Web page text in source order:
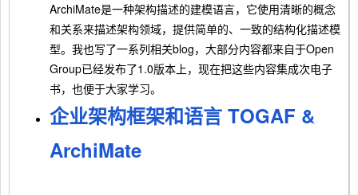
ArchiMate是一种架构描述的建模语言，它使用清晰的概念
和关系来描述架构领域，提供简单的、一致的结构化描述模
型。我也写了一系列相关blog，大部分内容都来自于Open
Group已经发布了1.0版本上，现在把这些内容集成次电子
书，也便于大家学习。
企业架构框架和语言 TOGAF &
ArchiMate